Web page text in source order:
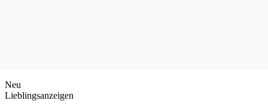
Neu
Lieblingsanzeigen